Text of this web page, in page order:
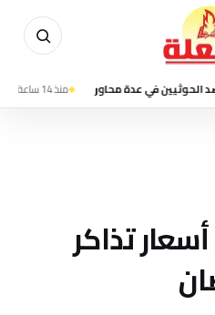
في عدة محاور منذ 14 ساعة منتخب ناشئات اليد يتأخر 12-13 أمام
تذاكر